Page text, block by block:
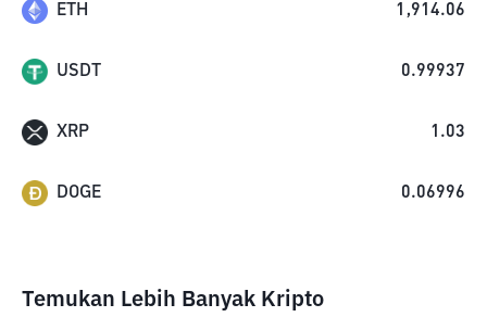
ETH 1,914.06
USDT 0.99937
XRP 1.03
DOGE 0.06996
Temukan Lebih Banyak Kripto